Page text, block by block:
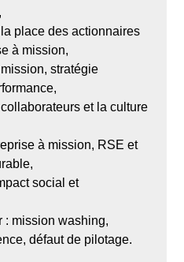
place des actionnaires
à mission,
mission, stratégie
collaborateurs et la culture
à mission, RSE et
social et
: mission washing,
défaut de pilotage.